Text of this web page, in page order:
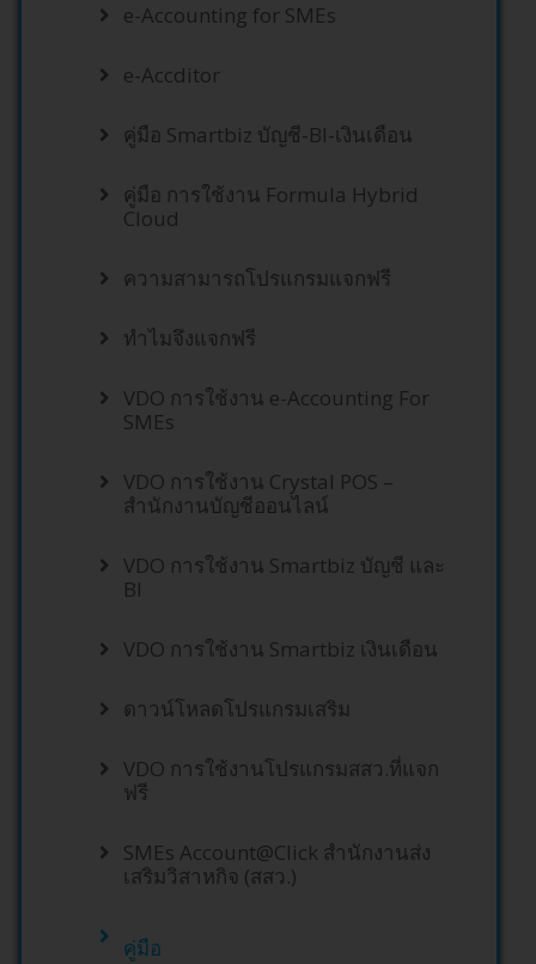
e-Accounting for SMEs
e-Accditor
คู่มือ Smartbiz บัญชี-BI-เงินเดือน
คู่มือ การใช้งาน Formula Hybrid
Cloud
ความสามารถโปรแกรมแจกฟรี
ทำไมจึงแจกฟรี
VDO การใช้งาน e-Accounting For
SMEs
VDO การใช้งาน Crystal POS –
สำนักงานบัญชีออนไลน์
VDO การใช้งาน Smartbiz บัญชี และ
BI
VDO การใช้งาน Smartbiz เงินเดือน
ดาวน์โหลดโปรแกรมเสริม
VDO การใช้งานโปรแกรมสสว.ที่แจก
ฟรี
SMEs Account@Click สำนักงานส่ง
เสริมวิสาหกิจ (สสว.)
คู่มือ